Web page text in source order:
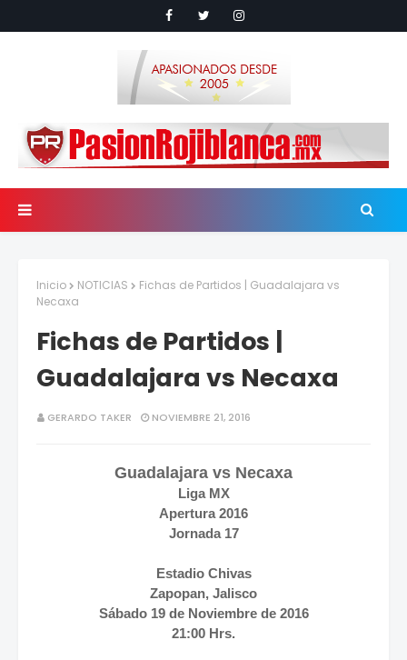
Inicio NOTICIAS
Fichas de Partidos | Guadalajara vs
Necaxa
Fichas de Partidos |
Guadalajara vs Necaxa
GERARDO TAKER NOVIEMBRE 21, 2016
Guadalajara vs Necaxa
Liga MX
Apertura 2016
Jornada 17
Estadio Chivas
Zapopan, Jalisco
Sábado 19 de Noviembre de 2016
21:00 Hrs.